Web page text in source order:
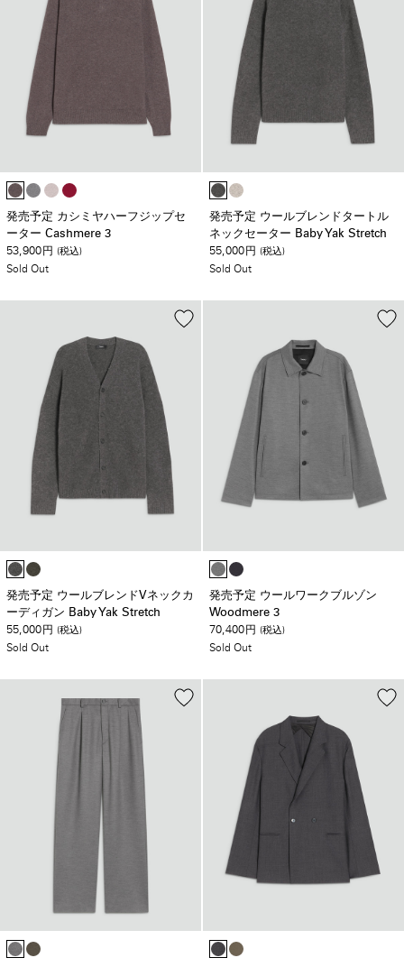
発売予定 カシミヤハーフジップセ
ーター Cashmere 3
53,900円 (税込)
Sold Out
発売予定 ウールブレンドタートル
ネックセーター Baby Yak Stretch
55,000円 (税込)
Sold Out
発売予定 ウールブレンドVネックカ
ーディガン Baby Yak Stretch
55,000 円 (税込)
Sold Out
発売予定 ウールワークブルゾン
Woodmere 3
70,400 円 (税込)
Sold Out